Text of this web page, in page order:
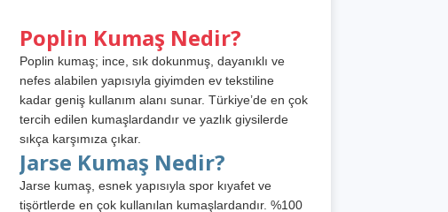
Poplin Kumaş Nedir?
Poplin kumaş; ince, sık dokunmuş, dayanıklı ve
nefes alabilen yapısıyla giyimden ev tekstiline
kadar geniş kullanım alanı sunar. Türkiye’de en çok
tercih edilen kumaşlardandır ve yazlık giysilerde
sıkça karşımıza çıkar.
Jarse Kumaş Nedir?
Jarse kumaş, esnek yapısıyla spor kıyafet ve
tişörtlerde en çok kullanılan kumaşlardandır. %100